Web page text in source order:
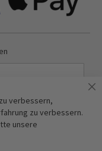
verbessern,
zu verbessern.
unsere